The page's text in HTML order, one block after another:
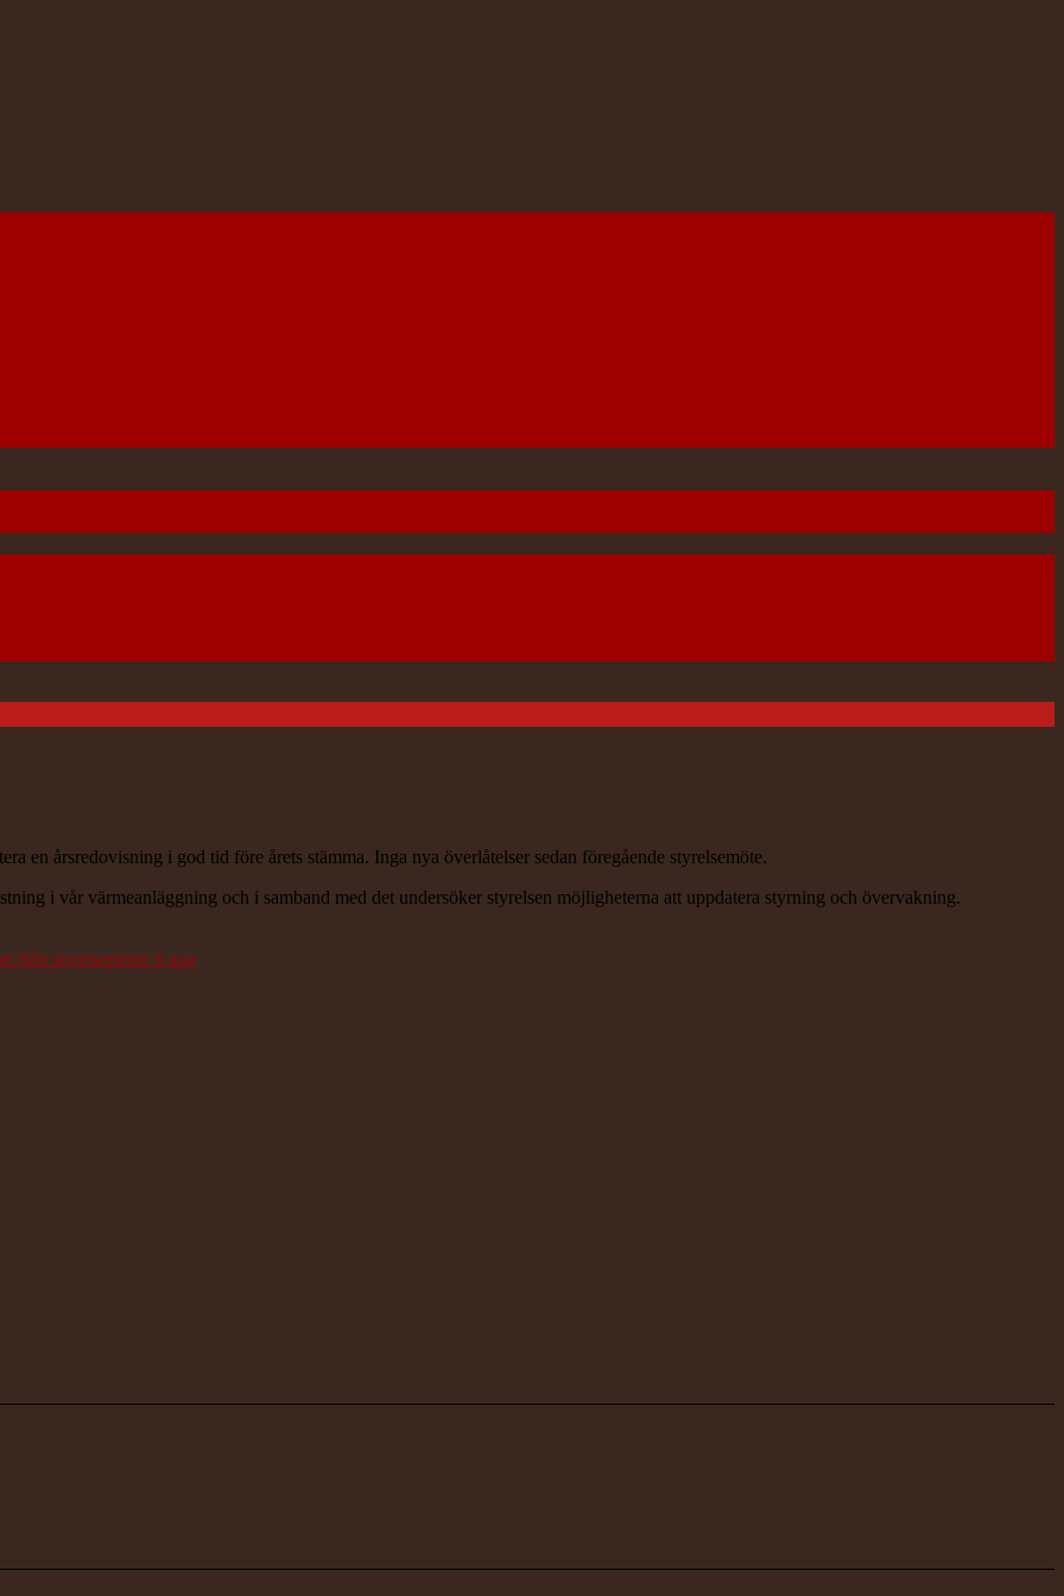
en årsredovisning i god tid före årets stämma. Inga nya överlåtelser sedan föregående styrelsemöte.
i vår värmeanläggning och i samband med det undersöker styrelsen möjligheterna att uppdatera styrning och övervakning.
från styrelsemötet 6 aug